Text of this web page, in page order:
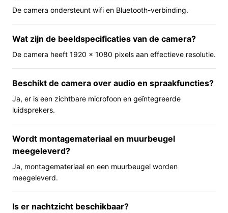
genoemd wordt. Er is een zichtbare microfoon en
geïntegreerde speakers, waardoor tweeweggeluid
mogelijk lijkt. De camera werkt binnen en gebruikt USB-
voeding; volgens de specificaties is connectiviteit
mogelijk via bedrade en draadloze opties en is
Bluetooth aanwezig voor alarmprotocol.
Deze camera brengt praktische voordelen voor
home-omgeving.
Beeldkwaliteit in Full HD: 1920 x 1080 pixels geeft
een duidelijker beeld dan lagere resoluties, handig
De camera ondersteunt wifi en Bluetooth-verbinding.
Wat zijn de beeldspecificaties van de camera?
De camera heeft 1920 x 1080 pixels aan effectieve resolutie.
Beschikt de camera over audio en spraakfuncties?
Ja, er is een zichtbare microfoon en geïntegreerde
luidsprekers.
Wordt montagemateriaal en muurbeugel
meegeleverd?
Ja, montagemateriaal en een muurbeugel worden
meegeleverd.
Is er nachtzicht beschikbaar?